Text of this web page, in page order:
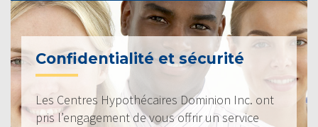
Confidentialité et sécurité
Les Centres Hypothécaires Dominion Inc. ont
pris l’engagement de vous offrir un service